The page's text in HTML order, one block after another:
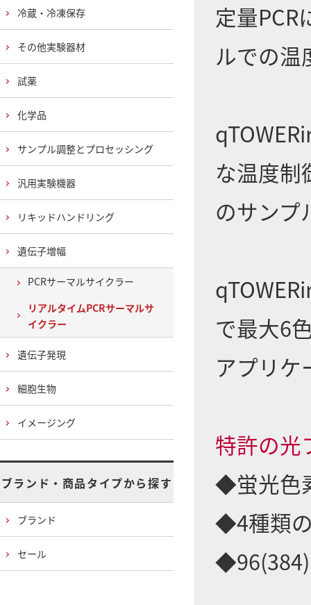
定量
ルでの温
な温度制
のサンプ
で最大6
アプリケ
特許の光
◆蛍光色
◆4種類
◆96(384)
冷蔵・冷凍保存
その他実験器材
試薬
化学品
サンプル調整とプロセッシング
汎用実験機器
リキッドハンドリング
遺伝子増幅
PCRサーマルサイクラー
リアルタイムPCRサーマルサ
イクラー
遺伝子発現
細胞生物
イメージング
ブランド・商品タイプから探す
ブランド
セール